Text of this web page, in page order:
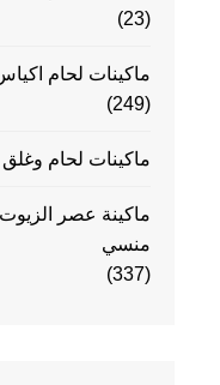
(23)
ماكينات لحام
(249)
ماكينات لحام وغلق
منسي
(337)